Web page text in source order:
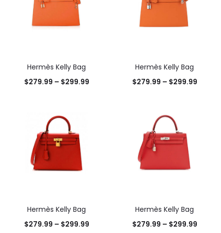
Hermès Kelly Bag
$279.99 – $299.99
Hermès Kelly Bag
$279.99 – $299.99
Hermès Kelly Bag
$279.99 – $299.99
Hermès Kelly Bag
$279.99 – $299.99